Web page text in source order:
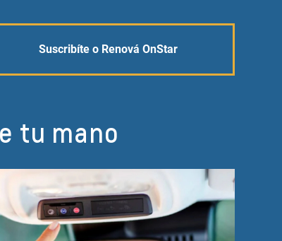
Suscribíte o Renová OnStar
tu mano